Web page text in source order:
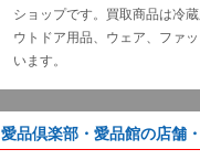
ショップです。買取商品は冷
ウトドア用品、ウェア、ファ
います。
愛品倶楽部・愛品館の店舗